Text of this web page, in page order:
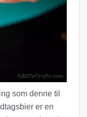
som denne til
er en